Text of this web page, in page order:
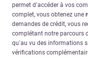
permet d’accéder à vos
complet, vous obtenez une
demandes de crédit, vous
complétant notre parcours
qu’au vu des informations
vérifications